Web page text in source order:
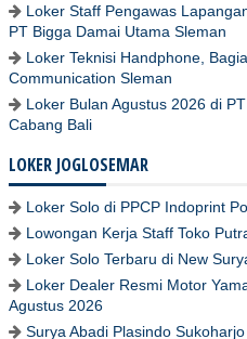
Loker Staff Pengawas
PT Bigga Damai Utama Sleman
Loker Teknisi Handphone,
Communication Sleman
Loker Bulan Agustus 2026 di
Cabang Bali
LOKER JOGLOSEMAR
Loker Solo di PPCP Indoprint
Lowongan Kerja Staff Toko
Loker Solo Terbaru di New
Loker Dealer Resmi Motor
Agustus 2026
Surya Abadi Plasindo